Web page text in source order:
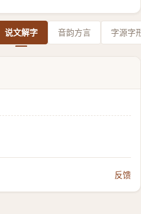
说文解字 音韵方言 字源字
反馈